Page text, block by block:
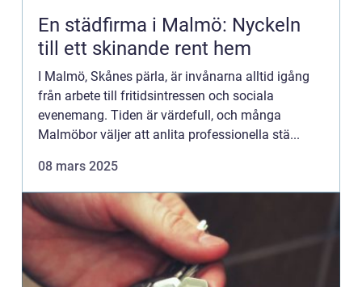
En städfirma i Malmö: Nyckeln
till ett skinande rent hem
I Malmö, Skånes pärla, är invånarna alltid igång
från arbete till fritidsintressen och sociala
evenemang. Tiden är värdefull, och många
Malmöbor väljer att anlita professionella stä...
08 mars 2025